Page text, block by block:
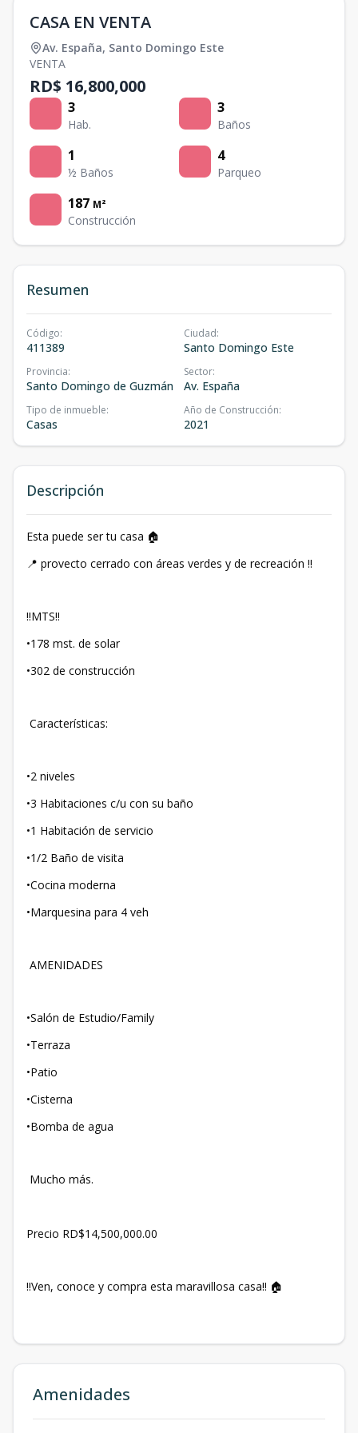
CASA EN VENTA
Av. España, Santo Domingo Este
VENTA
RD$ 16,800,000
3
Hab.
3
Baños
1
½ Baños
4
Parqueo
187 M²
Construcción
Resumen
Código:
411389
Ciudad:
Santo Domingo Este
Provincia:
Santo Domingo de Guzmán
Sector:
Av. España
Tipo de inmueble:
Casas
Año de Construcción:
2021
Descripción
Esta puede ser tu casa 🏠
📍 provecto cerrado con áreas verdes y de recreación ‼
‼MTS‼
•178 mst. de solar
•302 de construcción
Características:
•2 niveles
•3 Habitaciones c/u con su baño
•1 Habitación de servicio
•1/2 Baño de visita
•Cocina moderna
•Marquesina para 4 veh
AMENIDADES
•Salón de Estudio/Family
•Terraza
•Patio
•Cisterna
•Bomba de agua
Mucho más.
Precio RD$14,500,000.00
‼Ven, conoce y compra esta maravillosa casa‼ 🏠
Amenidades